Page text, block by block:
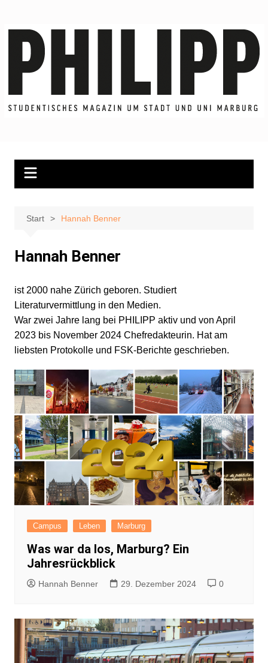
Start Hannah Benner
Hannah Benner
ist 2000 nahe Zürich geboren. Studiert
Literaturvermittlung in den Medien.
War zwei Jahre lang bei PHILIPP aktiv und von April
2023 bis November 2024 Chefredakteurin. Hat am
liebsten Protokolle und FSK-Berichte geschrieben.
Campus Leben Marburg
Was war da los, Marburg? Ein
Jahresrückblick
Hannah Benner 29. Dezember 2024 0